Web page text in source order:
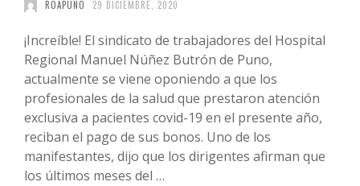
ROAPUNO 29 DICIEMBRE, 2020
¡Increíble! El sindicato de trabajadores del Hospital
Regional Manuel Núñez Butrón de Puno,
actualmente se viene oponiendo a que los
profesionales de la salud que prestaron atención
exclusiva a pacientes covid-19 en el presente año,
reciban el pago de sus bonos. Uno de los
manifestantes, dijo que los dirigentes afirman que
los últimos meses del …